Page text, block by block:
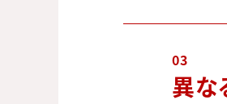
03
異な